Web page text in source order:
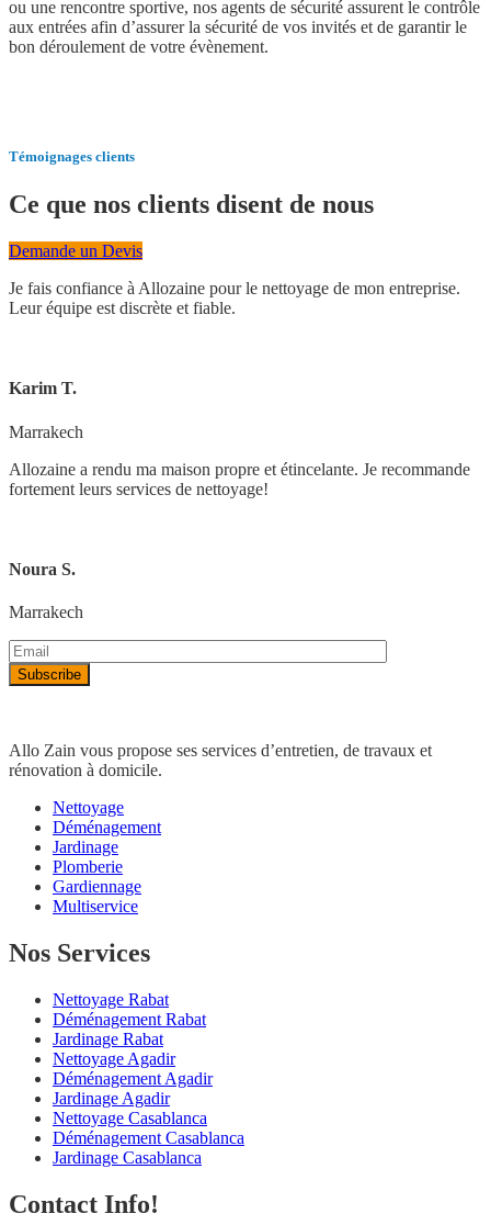
ou une rencontre sportive, nos agents de sécurité assurent le contrôle
aux entrées afin d’assurer la sécurité de vos invités et de garantir le
bon déroulement de votre évènement.
Témoignages clients
Ce que nos clients disent de nous
Demande un Devis
Je fais confiance à Allozaine pour le nettoyage de mon entreprise.
Leur équipe est discrète et fiable.
Karim T.
Marrakech
Allozaine a rendu ma maison propre et étincelante. Je recommande
fortement leurs services de nettoyage!
Noura S.
Marrakech
Allo Zain vous propose ses services d’entretien, de travaux et
rénovation à domicile.
Nettoyage
Déménagement
Jardinage
Plomberie
Gardiennage
Multiservice
Nos Services
Nettoyage Rabat
Déménagement Rabat
Jardinage Rabat
Nettoyage Agadir
Déménagement Agadir
Jardinage Agadir
Nettoyage Casablanca
Déménagement Casablanca
Jardinage Casablanca
Contact Info!